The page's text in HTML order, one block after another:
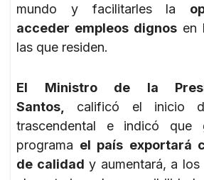
mundo y facilitarles la
acceder empleos dignos en
las que residen.
El Ministro de la
Santos,
calificó el inicio
trascendental e indicó que
programa el país exportará
de calidad y aumentará, a